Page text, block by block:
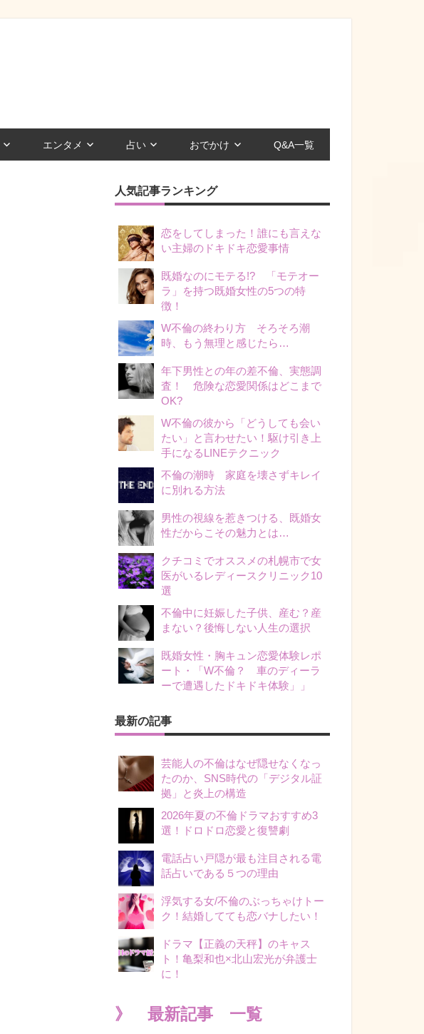
エンタメ 占い おでかけ Q&A一覧
人気記事ランキング
恋をしてしまった！誰にも言えな
い主婦のドキドキ恋愛事情
既婚なのにモテる!? 「モテオー
ラ」を持つ既婚女性の5つの特
徴！
W不倫の終わり方 そろそろ潮
時、もう無理と感じたら…
年下男性との年の差不倫、実態調
査！ 危険な恋愛関係はどこまで
OK?
W不倫の彼から「どうしても会い
たい」と言わせたい！駆け引き上
手になるLINEテクニック
不倫の潮時 家庭を壊さずキレイ
に別れる方法
男性の視線を惹きつける、既婚女
性だからこその魅力とは…
クチコミでオススメの札幌市で女
医がいるレディースクリニック10
選
不倫中に妊娠した子供、産む？産
まない？後悔しない人生の選択
既婚女性・胸キュン恋愛体験レポ
ート・「W不倫？ 車のディーラ
ーで遭遇したドキドキ体験」」
最新の記事
芸能人の不倫はなぜ隠せなくなっ
たのか、SNS時代の「デジタル証
拠」と炎上の構造
2026年夏の不倫ドラマおすすめ3
選！ドロドロ恋愛と復讐劇
電話占い戸隠が最も注目される電
話占いである５つの理由
浮気する女/不倫のぶっちゃけトー
ク！結婚してても恋バナしたい！
ドラマ【正義の天秤】のキャス
ト！亀梨和也×北山宏光が弁護士
に！
》 最新記事 一覧